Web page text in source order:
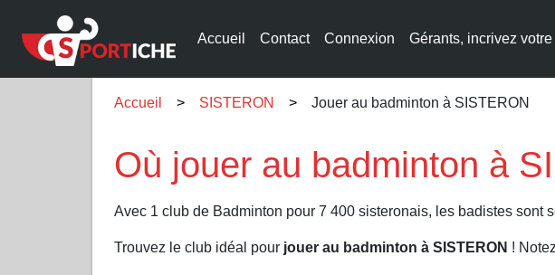
Accueil Contact Connexion Gérants, incrivez
Accueil SISTERON Jouer au badminton à SISTERON
Où jouer au badminton à
Avec 1 club de Badminton pour 7 400 sisteronais, les badistes sont
Trouvez le club idéal pour jouer au badminton à SISTERON !